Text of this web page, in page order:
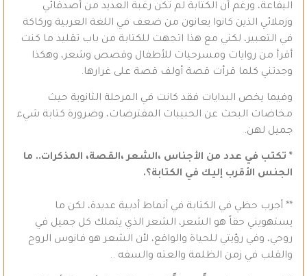
اليفاعة، ورغم أن الكتابة لم تكن رغبة العديد من أصدقائي
وزملائي الذين كانوا يعانون من ضعف في اللغة العربية وركاكة
في التعبير، لكني مع هذا اتجهت للكتابة من باب تقليد ما كنت
أقرأ من روايات ومسرحيات للأطفال وقصص وشعر، وهكذا
وجدتني كلما قرأت قصة أولف قصة على غرارها.
وفيما يخص البدايات فقد كانت في المرحلة الثانوية حيث
مخاضات البحث عن الحبيبات المفترضات، وضرورة كتابة شيء
جميل لهن.
* تكتب في عدد من الأجناس ،الشعر ،القصة، المذكرات.. ما
الجنس الأقرب إليك في الكتابة؟.
** أجرب حظي في الكتابة في أنماط أدبية عديدة، لكن ما
يستهويني حقاً هو الشعر، الشعر الذي يتملك كل جميل في
روحي، وفي رؤيتي للحياة والواقع، لأن الشعر هو فانوس الروح
والقلب في زمن الظلمة والعته والسفه ..